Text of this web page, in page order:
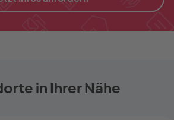
in Ihrer Nähe